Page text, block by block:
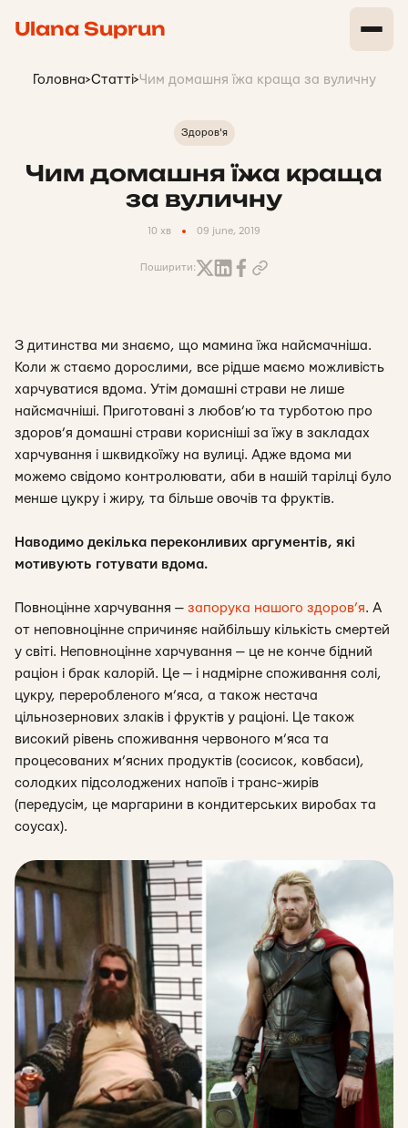
Ulana Suprun
Головна>Статті>Чим домашня їжа краща за вуличну
Здоров'я
Чим домашня їжа краща
за вуличну
10 хв 09 june, 2019
Поширити:
З дитинства ми знаємо, що мамина їжа найсмачніша.
Коли ж стаємо дорослими, все рідше маємо можливість
харчуватися вдома. Утім домашні страви не лише
найсмачніші. Приготовані з любов’ю та турботою про
здоров’я домашні страви корисніші за їжу в закладах
харчування і шквидкоїжу на вулиці. Адже вдома ми
можемо свідомо контролювати, аби в нашій тарілці було
менше цукру і жиру, та більше овочів та фруктів.
Наводимо декілька переконливих аргументів, які
мотивують готувати вдома.
Повноцінне харчування — запорука нашого здоров’я. А
от неповноцінне спричиняє найбільшу кількість смертей
у світі. Неповноцінне харчування — це не конче бідний
раціон і брак калорій. Це — і надмірне споживання солі,
цукру, переробленого м’яса, а також нестача
цільнозернових злаків і фруктів у раціоні. Це також
високий рівень споживання червоного м’яса та
процесованих м’ясних продуктів (сосисок, ковбаси),
солодких підсолоджених напоїв і транс-жирів
(передусім, це маргарини в кондитерських виробах та
соусах).